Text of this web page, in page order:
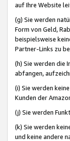
auf Ihre Website
(g) Sie werden
Form von Geld,
beispielsweise
Partner-Links zu
(h) Sie werden die
abfangen,
(i) Sie werden
Kunden der
(j) Sie werden
(k) Sie werden
und keine andere